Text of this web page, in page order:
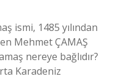
ismi, 1485 yılından
Mehmet ÇAMAŞ
nereye bağlıdır?
Karadeniz